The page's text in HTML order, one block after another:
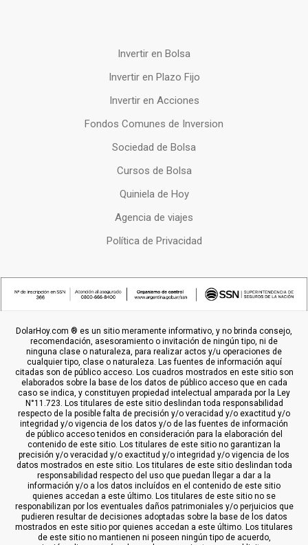
Invertir en Bolsa
Invertir en Plazo Fijo
Invertir en Acciones
Fondos Comunes de Inversion
Sociedad de Bolsa
Cursos de Bolsa
Quiniela de Hoy
Agencia de viajes
Política de Privacidad
DolarHoy.com ® es un sitio meramente informativo, y no brinda consejo,
recomendación, asesoramiento o invitación de ningún tipo, ni de
ninguna clase o naturaleza, para realizar actos y/u operaciones de
cualquier tipo, clase o naturaleza. Las fuentes de información aquí
citadas son de público acceso. Los cuadros mostrados en este sitio son
elaborados sobre la base de los datos de público acceso que en cada
caso se indica, y constituyen propiedad intelectual amparada por la Ley
N°11.723. Los titulares de este sitio deslindan toda responsabilidad
respecto de la posible falta de precisión y/o veracidad y/o exactitud y/o
integridad y/o vigencia de los datos y/o de las fuentes de información
de público acceso tenidos en consideración para la elaboración del
contenido de este sitio. Los titulares de este sitio no garantizan la
precisión y/o veracidad y/o exactitud y/o integridad y/o vigencia de los
datos mostrados en este sitio. Los titulares de este sitio deslindan toda
responsabilidad respecto del uso que puedan llegar a dar a la
información y/o a los datos incluídos en el contenido de este sitio
quienes accedan a este último. Los titulares de este sitio no se
responabilizan por los eventuales daños patrimoniales y/o perjuicios que
pudieren resultar de decisiones adoptadas sobre la base de los datos
mostrados en este sitio por quienes accedan a este último. Los titulares
de este sitio no mantienen ni poseen ningún tipo de acuerdo,